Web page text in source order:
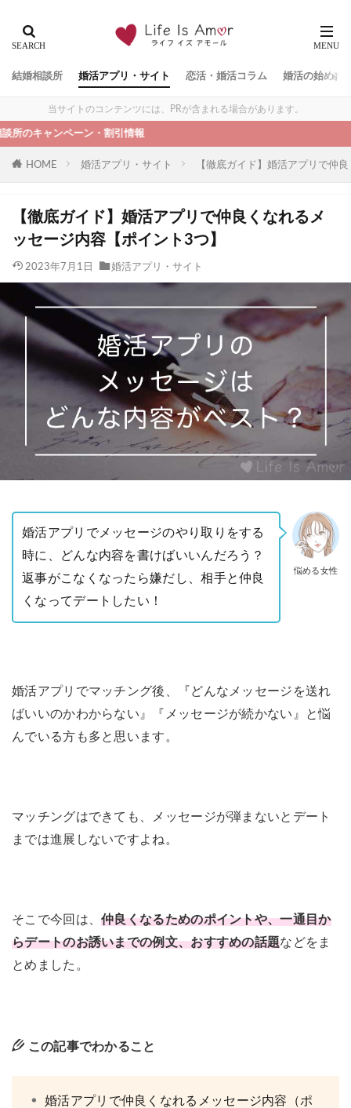
結婚相談所 婚活アプリ・サイト 恋活・婚活コラム 婚活の始め方
当サイトのコンテンツには、PRが含まれる場合があります。
ン・割引情報
HOME 婚活アプリ・サイト 【徹底ガイド】婚活アプリで仲
【徹底ガイド】婚活アプリで仲良くなれるメ
ッセージ内容【ポイント3つ】
2023年7月1日 婚活アプリ・サイト
悩める女性
婚活アプリでメッセージのやり取りをする
時に、どんな内容を書けばいいんだろう？
返事がこなくなったら嫌だし、相手と仲良
くなってデートしたい！
婚活アプリでマッチング後、『どんなメッセージを送れ
ばいいのかわからない』『メッセージが続かない』と悩
んでいる方も多と思います。
マッチングはできても、メッセージが弾まないとデート
までは進展しないですよね。
そこで今回は、仲良くなるためのポイントや、一通目か
らデートのお誘いまでの例文、おすすめの話題などをま
とめました。
この記事でわかること
婚活アプリで仲良くなれるメッセージ内容（ポ